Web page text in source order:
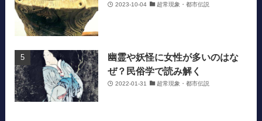
2023-10-04 超常現象・都市伝説
幽霊や妖怪に女性が多いのはな
ぜ？民俗学で読み解く
2022-01-31 超常現象・都市伝説